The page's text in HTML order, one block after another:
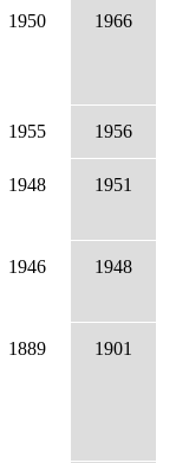
1950 1966
1955 1956
1948 1951
1946 1948
1889 1901